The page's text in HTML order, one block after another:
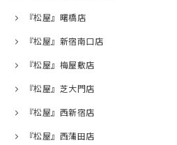
『松屋』曙橋店
『松屋』新宿南口店
『松屋』梅屋敷店
『松屋』芝大門店
『松屋』西新宿店
『松屋』西蒲田店